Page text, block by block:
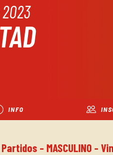
INFO
- MASCULINO -